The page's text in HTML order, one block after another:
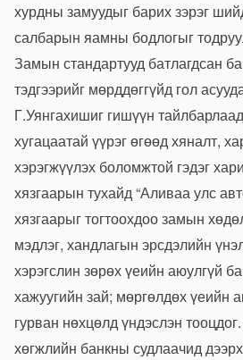
хурдны замуудыг барих зэрэг
салбарын яамны бодлогыг
Замын стандартууд батлагдсан
тэдгээрийг мөрддөггүйд гол
Г.Уянгахишиг гишүүн
хугацаатай үүрэг өгөөд хяналт,
хэрэгжүүлэх боломжтой гэдэг
хязгаарын тухайд “Аливаа улс
хязгаарыг тогтоохдоо замын
мэдлэг, хандлагын эрсдэлийн
хэрэгслин зөрөх үеийн аюулгүй
хажуугийн зай; мөргөлдөх үеийн
гурван нөхцөлд үндэслэн
хөгжлийн банкны судлаачид